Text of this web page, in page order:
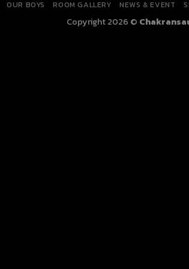
OUR BOYS ROOM GALLERY NEWS & EVENT
Copyright 2026 ©